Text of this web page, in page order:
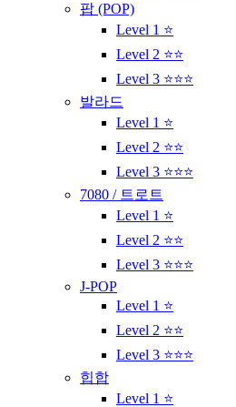
팝 (POP)
Level 1 ⭐
Level 2 ⭐⭐
Level 3 ⭐⭐⭐
발라드
Level 1 ⭐
Level 2 ⭐⭐
Level 3 ⭐⭐⭐
7080 / 트로트
Level 1 ⭐
Level 2 ⭐⭐
Level 3 ⭐⭐⭐
J-POP
Level 1 ⭐
Level 2 ⭐⭐
Level 3 ⭐⭐⭐
힙합
Level 1 ⭐